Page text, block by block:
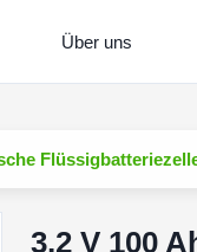
Über uns
3,2 V 100